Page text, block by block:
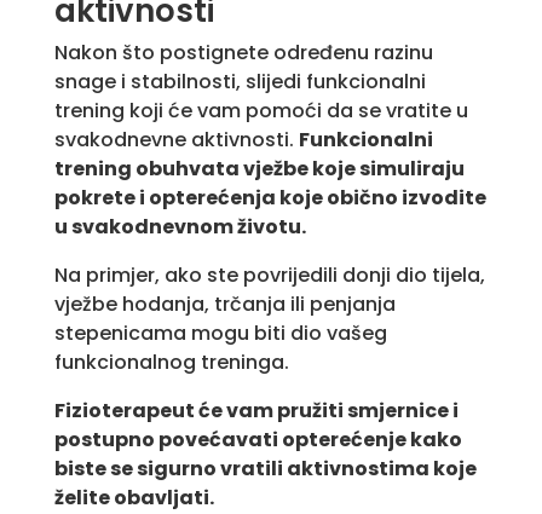
aktivnosti
Nakon što postignete određenu razinu
snage i stabilnosti, slijedi funkcionalni
trening koji će vam pomoći da se vratite u
svakodnevne aktivnosti. Funkcionalni
trening obuhvata vježbe koje simuliraju
pokrete i opterećenja koje obično izvodite
u svakodnevnom životu.
Na primjer, ako ste povrijedili donji dio tijela,
vježbe hodanja, trčanja ili penjanja
stepenicama mogu biti dio vašeg
funkcionalnog treninga.
Fizioterapeut će vam pružiti smjernice i
postupno povećavati opterećenje kako
biste se sigurno vratili aktivnostima koje
želite obavljati.